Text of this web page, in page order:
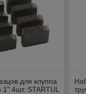
для клуппа
1" 4шт. STARTUL